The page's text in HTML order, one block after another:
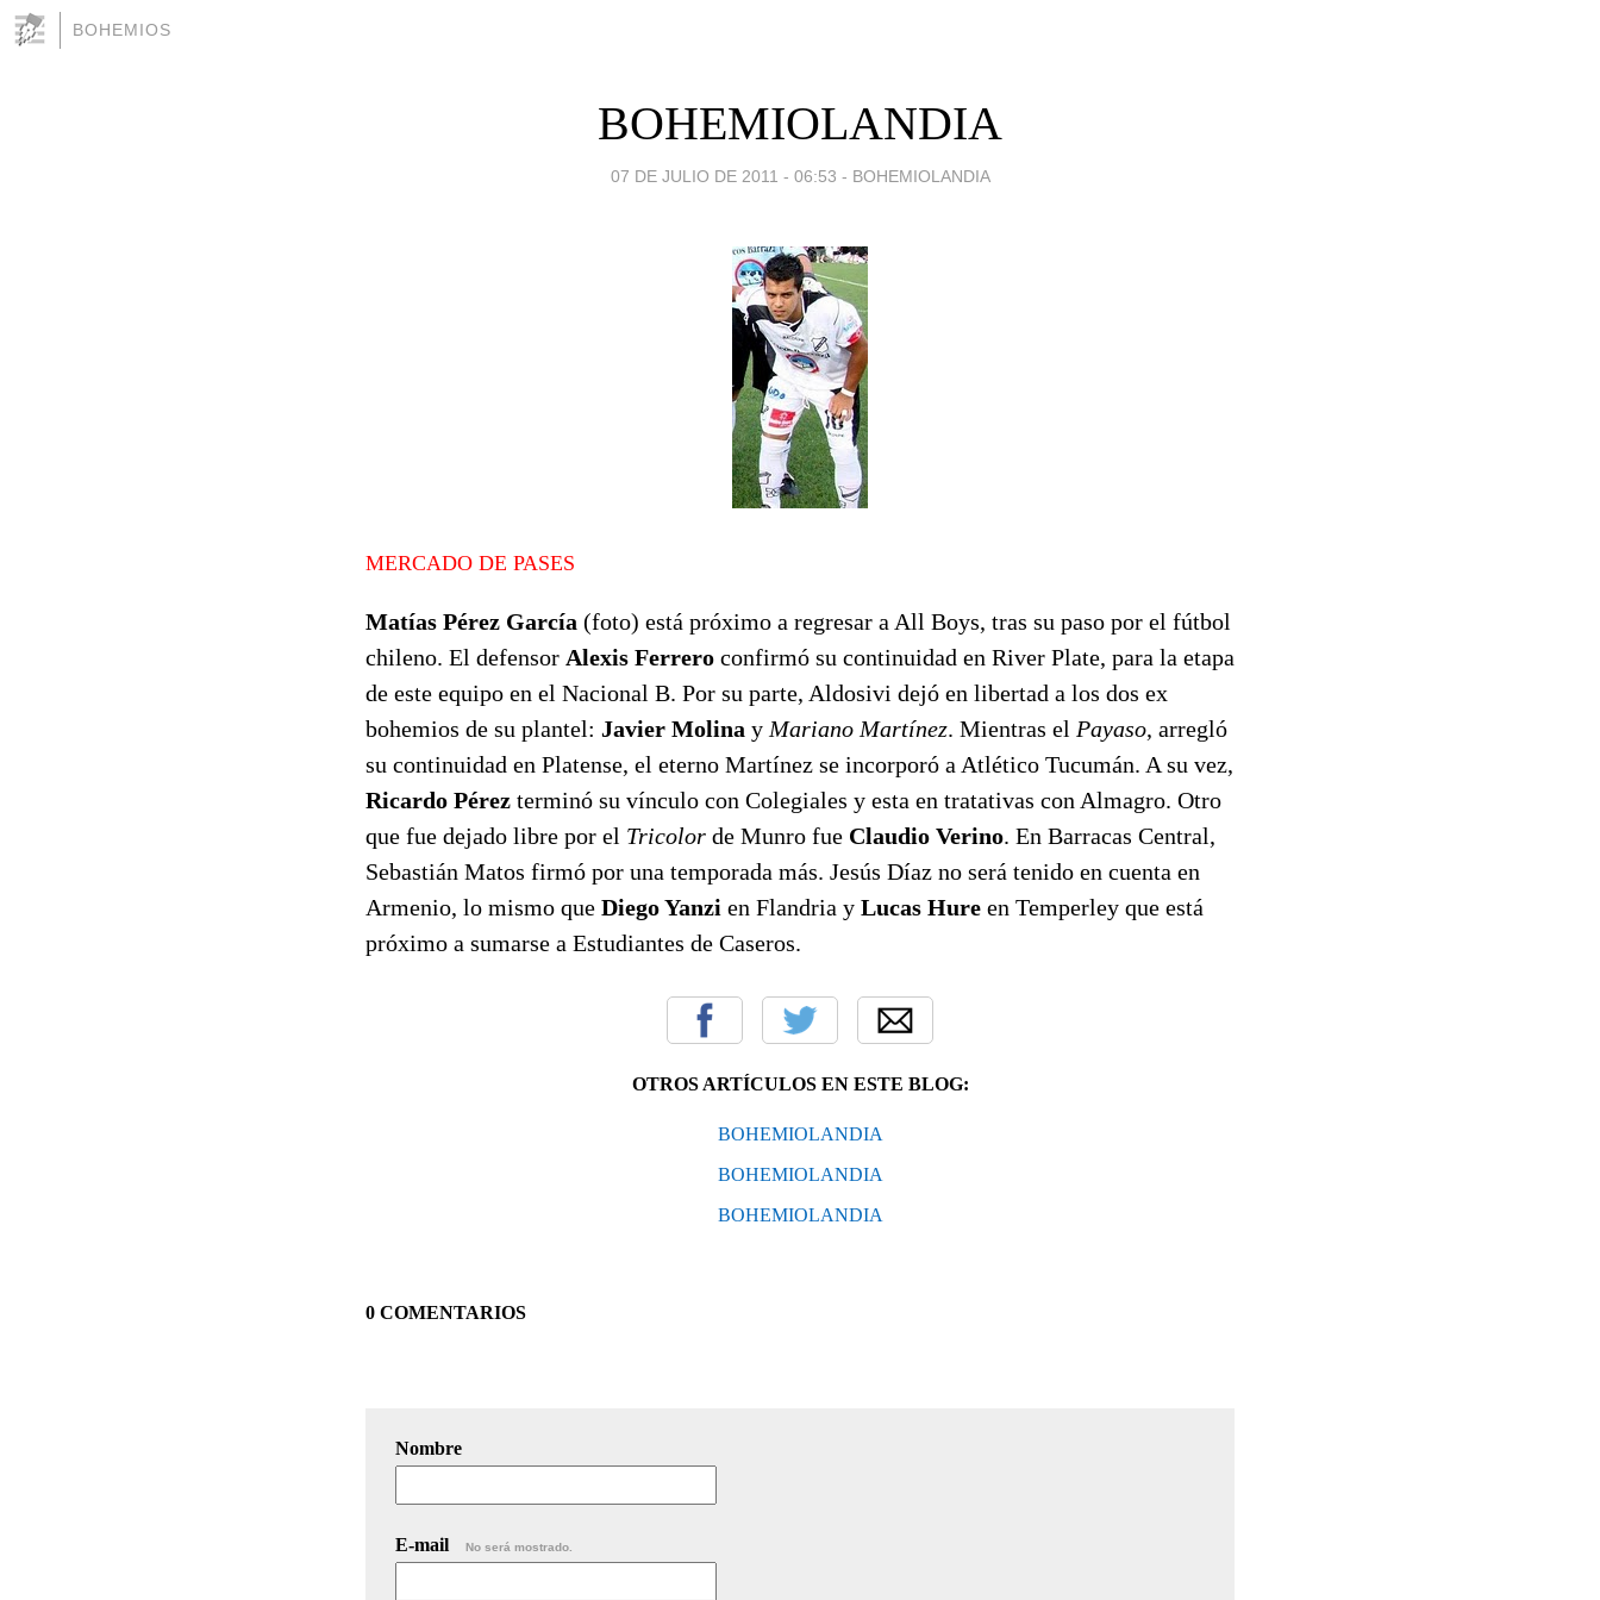
BOHEMIOS
BOHEMIOLANDIA
07 DE JULIO DE 2011 - 06:53 - BOHEMIOLANDIA
MERCADO DE PASES
Matías Pérez García (foto) está próximo a regresar a All Boys, tras su paso por el fútbol
chileno. El defensor Alexis Ferrero confirmó su continuidad en River Plate, para la etapa
de este equipo en el Nacional B. Por su parte, Aldosivi dejó en libertad a los dos ex
bohemios de su plantel: Javier Molina y Mariano Martínez. Mientras el Payaso, arregló
su continuidad en Platense, el eterno Martínez se incorporó a Atlético Tucumán. A su vez,
Ricardo Pérez terminó su vínculo con Colegiales y esta en tratativas con Almagro. Otro
que fue dejado libre por el Tricolor de Munro fue Claudio Verino. En Barracas Central,
Sebastián Matos firmó por una temporada más. Jesús Díaz no será tenido en cuenta en
Armenio, lo mismo que Diego Yanzi en Flandria y Lucas Hure en Temperley que está
próximo a sumarse a Estudiantes de Caseros.
OTROS ARTÍCULOS EN ESTE BLOG:
BOHEMIOLANDIA
BOHEMIOLANDIA
BOHEMIOLANDIA
0 COMENTARIOS
Nombre
E-mail No será mostrado.